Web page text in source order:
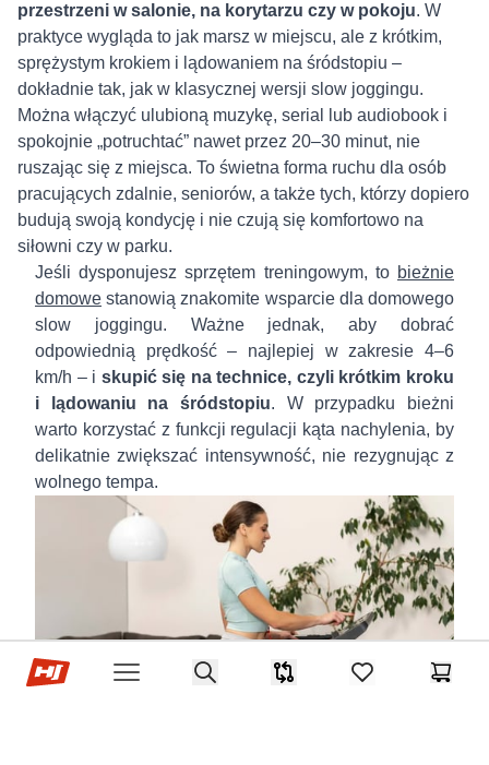
Sklep Hop-sport.pl
Open menu
Search
Porównywarkaitems in favorites,
Koszyk
przestrzeni w salonie, na korytarzu czy w pokoju. W
praktyce wygląda to jak marsz w miejscu, ale z krótkim,
sprężystym krokiem i lądowaniem na śródstopiu –
dokładnie tak, jak w klasycznej wersji slow joggingu.
Można włączyć ulubioną muzykę, serial lub audiobook i
spokojnie „potruchtać” nawet przez 20–30 minut, nie
ruszając się z miejsca. To świetna forma ruchu dla osób
pracujących zdalnie, seniorów, a także tych, którzy dopiero
budują swoją kondycję i nie czują się komfortowo na
siłowni czy w parku.
Jeśli dysponujesz sprzętem treningowym, to bieżnie
domowe stanowią znakomite wsparcie dla domowego
slow joggingu. Ważne jednak, aby dobrać
odpowiednią prędkość – najlepiej w zakresie 4–6
km/h – i skupić się na technice, czyli krótkim kroku
i lądowaniu na śródstopiu. W przypadku bieżni
warto korzystać z funkcji regulacji kąta nachylenia, by
delikatnie zwiększać intensywność, nie rezygnując z
wolnego tempa.